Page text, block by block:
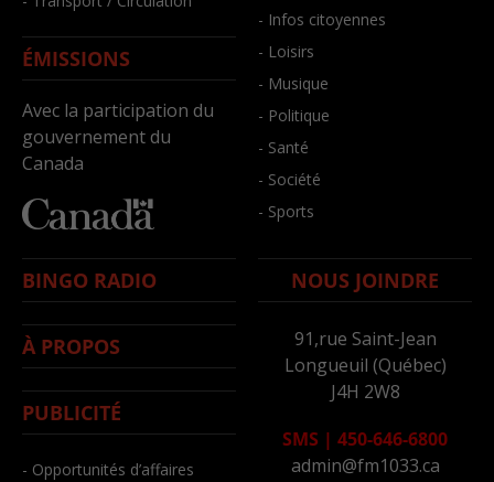
ÉMISSIONS
Avec la participation du
gouvernement du
Canada
- Infos citoyennes
- Loisirs
- Musique
- Politique
- Santé
- Société
- Sports
BINGO RADIO
À PROPOS
PUBLICITÉ
- Opportunités d’affaires
NOUS JOINDRE
91,rue Saint-Jean
Longueuil (Québec)
J4H 2W8
SMS | 450-646-6800
admin@fm1033.ca